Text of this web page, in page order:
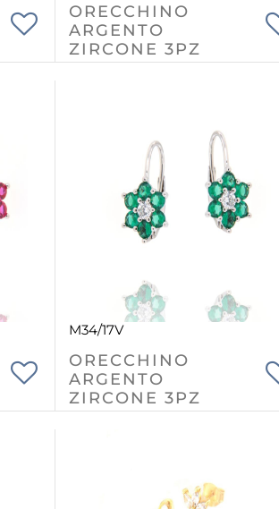
ORECCHINO
ARGENTO
ZIRCONE 3PZ
M34/17V
ORECCHINO
ARGENTO
ZIRCONE 3PZ